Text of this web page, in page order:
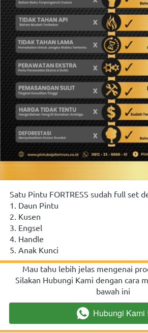
Satu Pintu FORTRESS sudah full set
1. Daun Pintu
2. Kusen
3. Engsel
4. Handle
5. Anak Kunci
Mau tahu lebih jelas mengenai
Silakan Hubungi Kami dengan cara
bawah ini
` Hubungi Kami !